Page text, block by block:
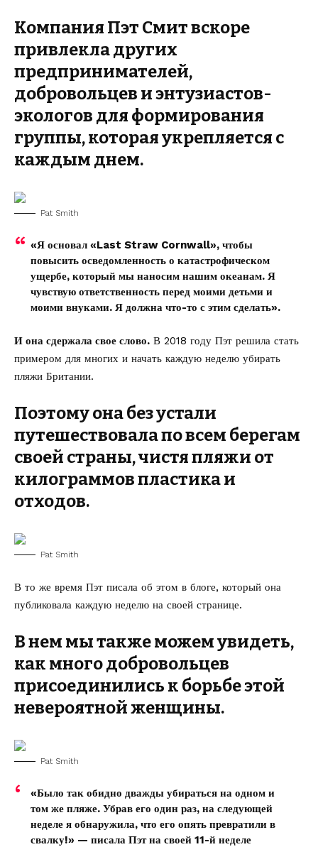
Компания Пэт Смит вскоре
привлекла других
предпринимателей,
добровольцев и энтузиастов-
экологов для формирования
группы, которая укрепляется с
каждым днем.
Pat Smith
«Я основал «Last Straw Cornwall», чтобы
повысить осведомленность о катастрофическом
ущербе, который мы наносим нашим океанам. Я
чувствую ответственность перед моими детьми и
моими внуками. Я должна что-то с этим сделать».
И она сдержала свое слово. В 2018 году Пэт решила стать
примером для многих и начать каждую неделю убирать
пляжи Британии.
Поэтому она без устали
путешествовала по всем берегам
своей страны, чистя пляжи от
килограммов пластика и
отходов.
Pat Smith
В то же время Пэт писала об этом в блоге, который она
публиковала каждую неделю на своей странице.
В нем мы также можем увидеть,
как много добровольцев
присоединились к борьбе этой
невероятной женщины.
Pat Smith
«Было так обидно дважды убираться на одном и
том же пляже. Убрав его один раз, на следующей
неделе я обнаружила, что его опять превратили в
свалку!» — писала Пэт на своей 11-й неделе